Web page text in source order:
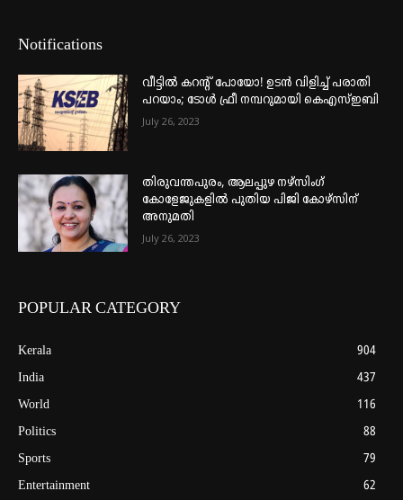
Notifications
വീട്ടില്‍ കറന്റ് പോയോ! ഉടന്‍ വിളിച്ച് പരാതി
പറയാം; ടോള്‍ ഫ്രീ നമ്പറുമായി കെഎസ്ഇബി
July 26, 2023
തിരുവന്തപുരം, ആലപ്പുഴ നഴ്‌സിംഗ്
കോളേജുകളില്‍ പുതിയ പിജി കോഴ്‌സിന്
അനുമതി
July 26, 2023
POPULAR CATEGORY
Kerala
904
India
437
World
116
Politics
88
Sports
79
Entertainment
62